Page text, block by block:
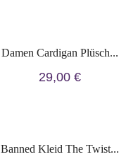
Damen Cardigan Plüsch...
29,00 €
Banned Kleid The Twist...